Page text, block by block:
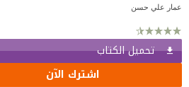
عمار علي حسن
تحميل الكتاب
اشترك الآن